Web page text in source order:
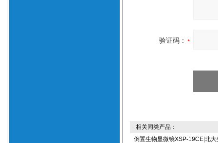
验证码：
相关同类产品：
倒置生物显微镜XSP-19CE|北大